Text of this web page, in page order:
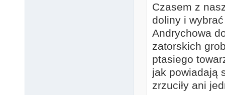
Czasem z
doliny i
Andrychowa
zatorskich
ptasiego
jak powiadają
zrzuciły ani